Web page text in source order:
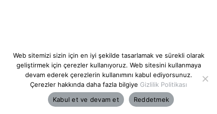
Web sitemizi sizin için en iyi şekilde tasarlamak ve sürekli olarak
geliştirmek için çerezler kullanıyoruz. Web sitesini kullanmaya
devam ederek çerezlerin kullanımını kabul ediyorsunuz.
Çerezler hakkında daha fazla bilgiye Gizlilik Politikası
Kabul et ve devam et
Reddetmek